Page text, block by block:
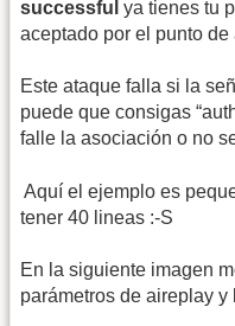
successful ya tienes tu
aceptado por el punto
Este ataque falla si la
puede que consigas
falle la asociación o no
Aquí el ejemplo es
tener 40 lineas :-S
En la siguiente imagen
parámetros de aireplay